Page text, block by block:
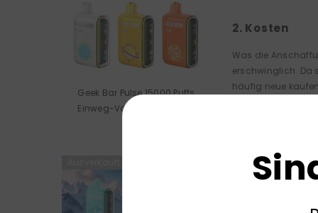
Geek Bar Pulse 15000 Puffs
Einweg-Vape Großhandel
2. Kosten
Was die
erschwinglich. Da
häufig neue